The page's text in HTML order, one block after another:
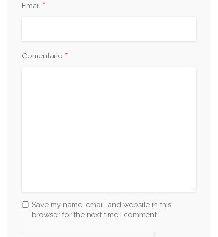
Email *
Comentario *
Save my name, email, and website in this
browser for the next time I comment.